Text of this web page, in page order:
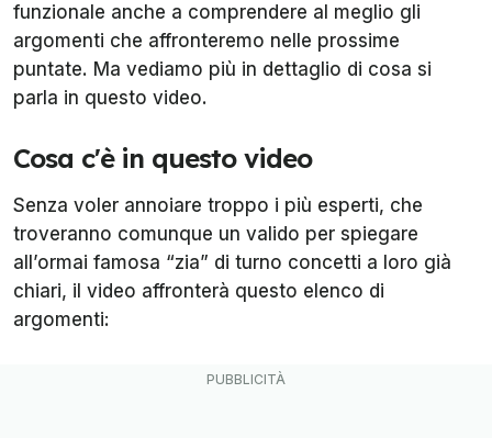
funzionale anche a comprendere al meglio gli
argomenti che affronteremo nelle prossime
puntate. Ma vediamo più in dettaglio di cosa si
parla in questo video.
Cosa c'è in questo video
Senza voler annoiare troppo i più esperti, che
troveranno comunque un valido per spiegare
all’ormai famosa “zia” di turno concetti a loro già
chiari, il video affronterà questo elenco di
argomenti: